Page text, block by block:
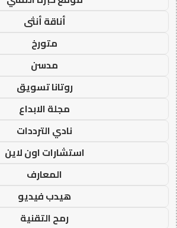
أناقة أنثى
متورخ
مدسن
روتانا تسويق
مجلة الابداع
نادي الترددات
استشارات اون لاين
المعارف
هيدب فيديو
رمح التقنية